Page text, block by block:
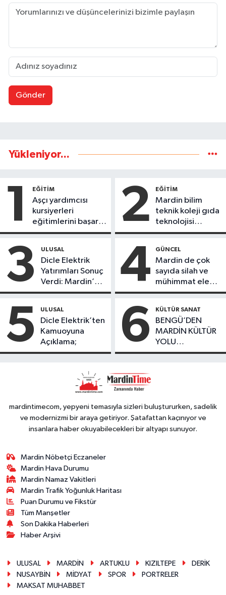
Gönder
Yükleniyor...
1 EĞİTİM
Aşçı yardımcısı
kursiyerleri
eğitimlerini başarı
ile tamamladı
2 EĞİTİM
Mardin bilim
teknik koleji gıda
teknolojisi
öğrencileri
ürünlerini satarak
köydeki
çoçuklara kitap
desteğinde
bulundu
3 ULUSAL
Dicle Elektrik
Yatırımları Sonuç
Verdi: Mardin’de
Kayıp Kaçak
Düşüş
4 GÜNCEL
Mardin de çok
sayıda silah ve
mühimmat ele
geçirildi
5 ULUSAL
Dicle Elektrik’ten
Kamuoyuna
Açıklama;
6 KÜLTÜR SANAT
BENGÜ’DEN
MARDİN KÜLTÜR
YOLU
FESTIVALİ’NDE
mardintimecom, yepyeni temasıyla sizleri buluştururken, sadelik
ve modernizmi bir araya getiriyor. Şatafattan kaçınıyor ve
insanlara haber okuyabilecekleri bir altyapı sunuyor.
Mardin Nöbetçi Eczaneler
Mardin Hava Durumu
Mardin Namaz Vakitleri
Mardin Trafik Yoğunluk Haritası
Puan Durumu ve Fikstür
Tüm Manşetler
Son Dakika Haberleri
Haber Arşivi
ULUSAL MARDİN ARTUKLU KIZILTEPE
DERİK
NUSAYBİN
MİDYAT SPOR
PORTRELER
MAKSAT MUHABBET